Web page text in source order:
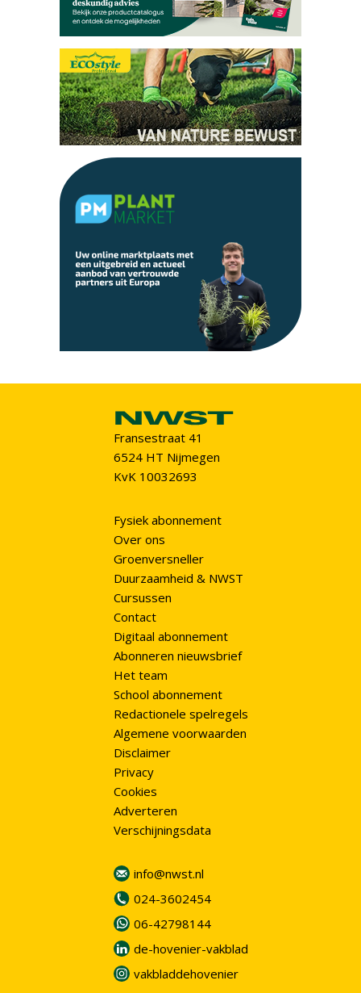
Fransestraat 41
6524 HT Nijmegen
KvK 10032693
Fysiek abonnement
Over ons
Groenversneller
Duurzaamheid & NWST
Cursussen
Contact
Digitaal abonnement
Abonneren nieuwsbrief
Het team
School abonnement
Redactionele spelregels
Algemene voorwaarden
Disclaimer
Privacy
Cookies
Adverteren
Verschijningsdata
info@nwst.nl
024-3602454
06-42798144
de-hovenier-vakblad
vakbladdehovenier